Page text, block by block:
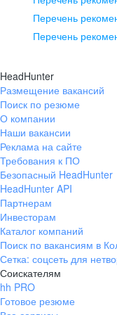
pr@ural.hh.ru
помещение 21
+7 383 207-94-64
pr@nsk.hh.ru
Перечень
Перечень
HeadHunter
Размещение вакансий
Поиск по резюме
О компании
Наши вакансии
Реклама на сайте
Требования к ПО
Безопасный HeadHunter
HeadHunter API
Партнерам
Инвесторам
Каталог компаний
Поиск по вакансиям в
Сетка: соцсеть для
Соискателям
hh PRO
Готовое резюме